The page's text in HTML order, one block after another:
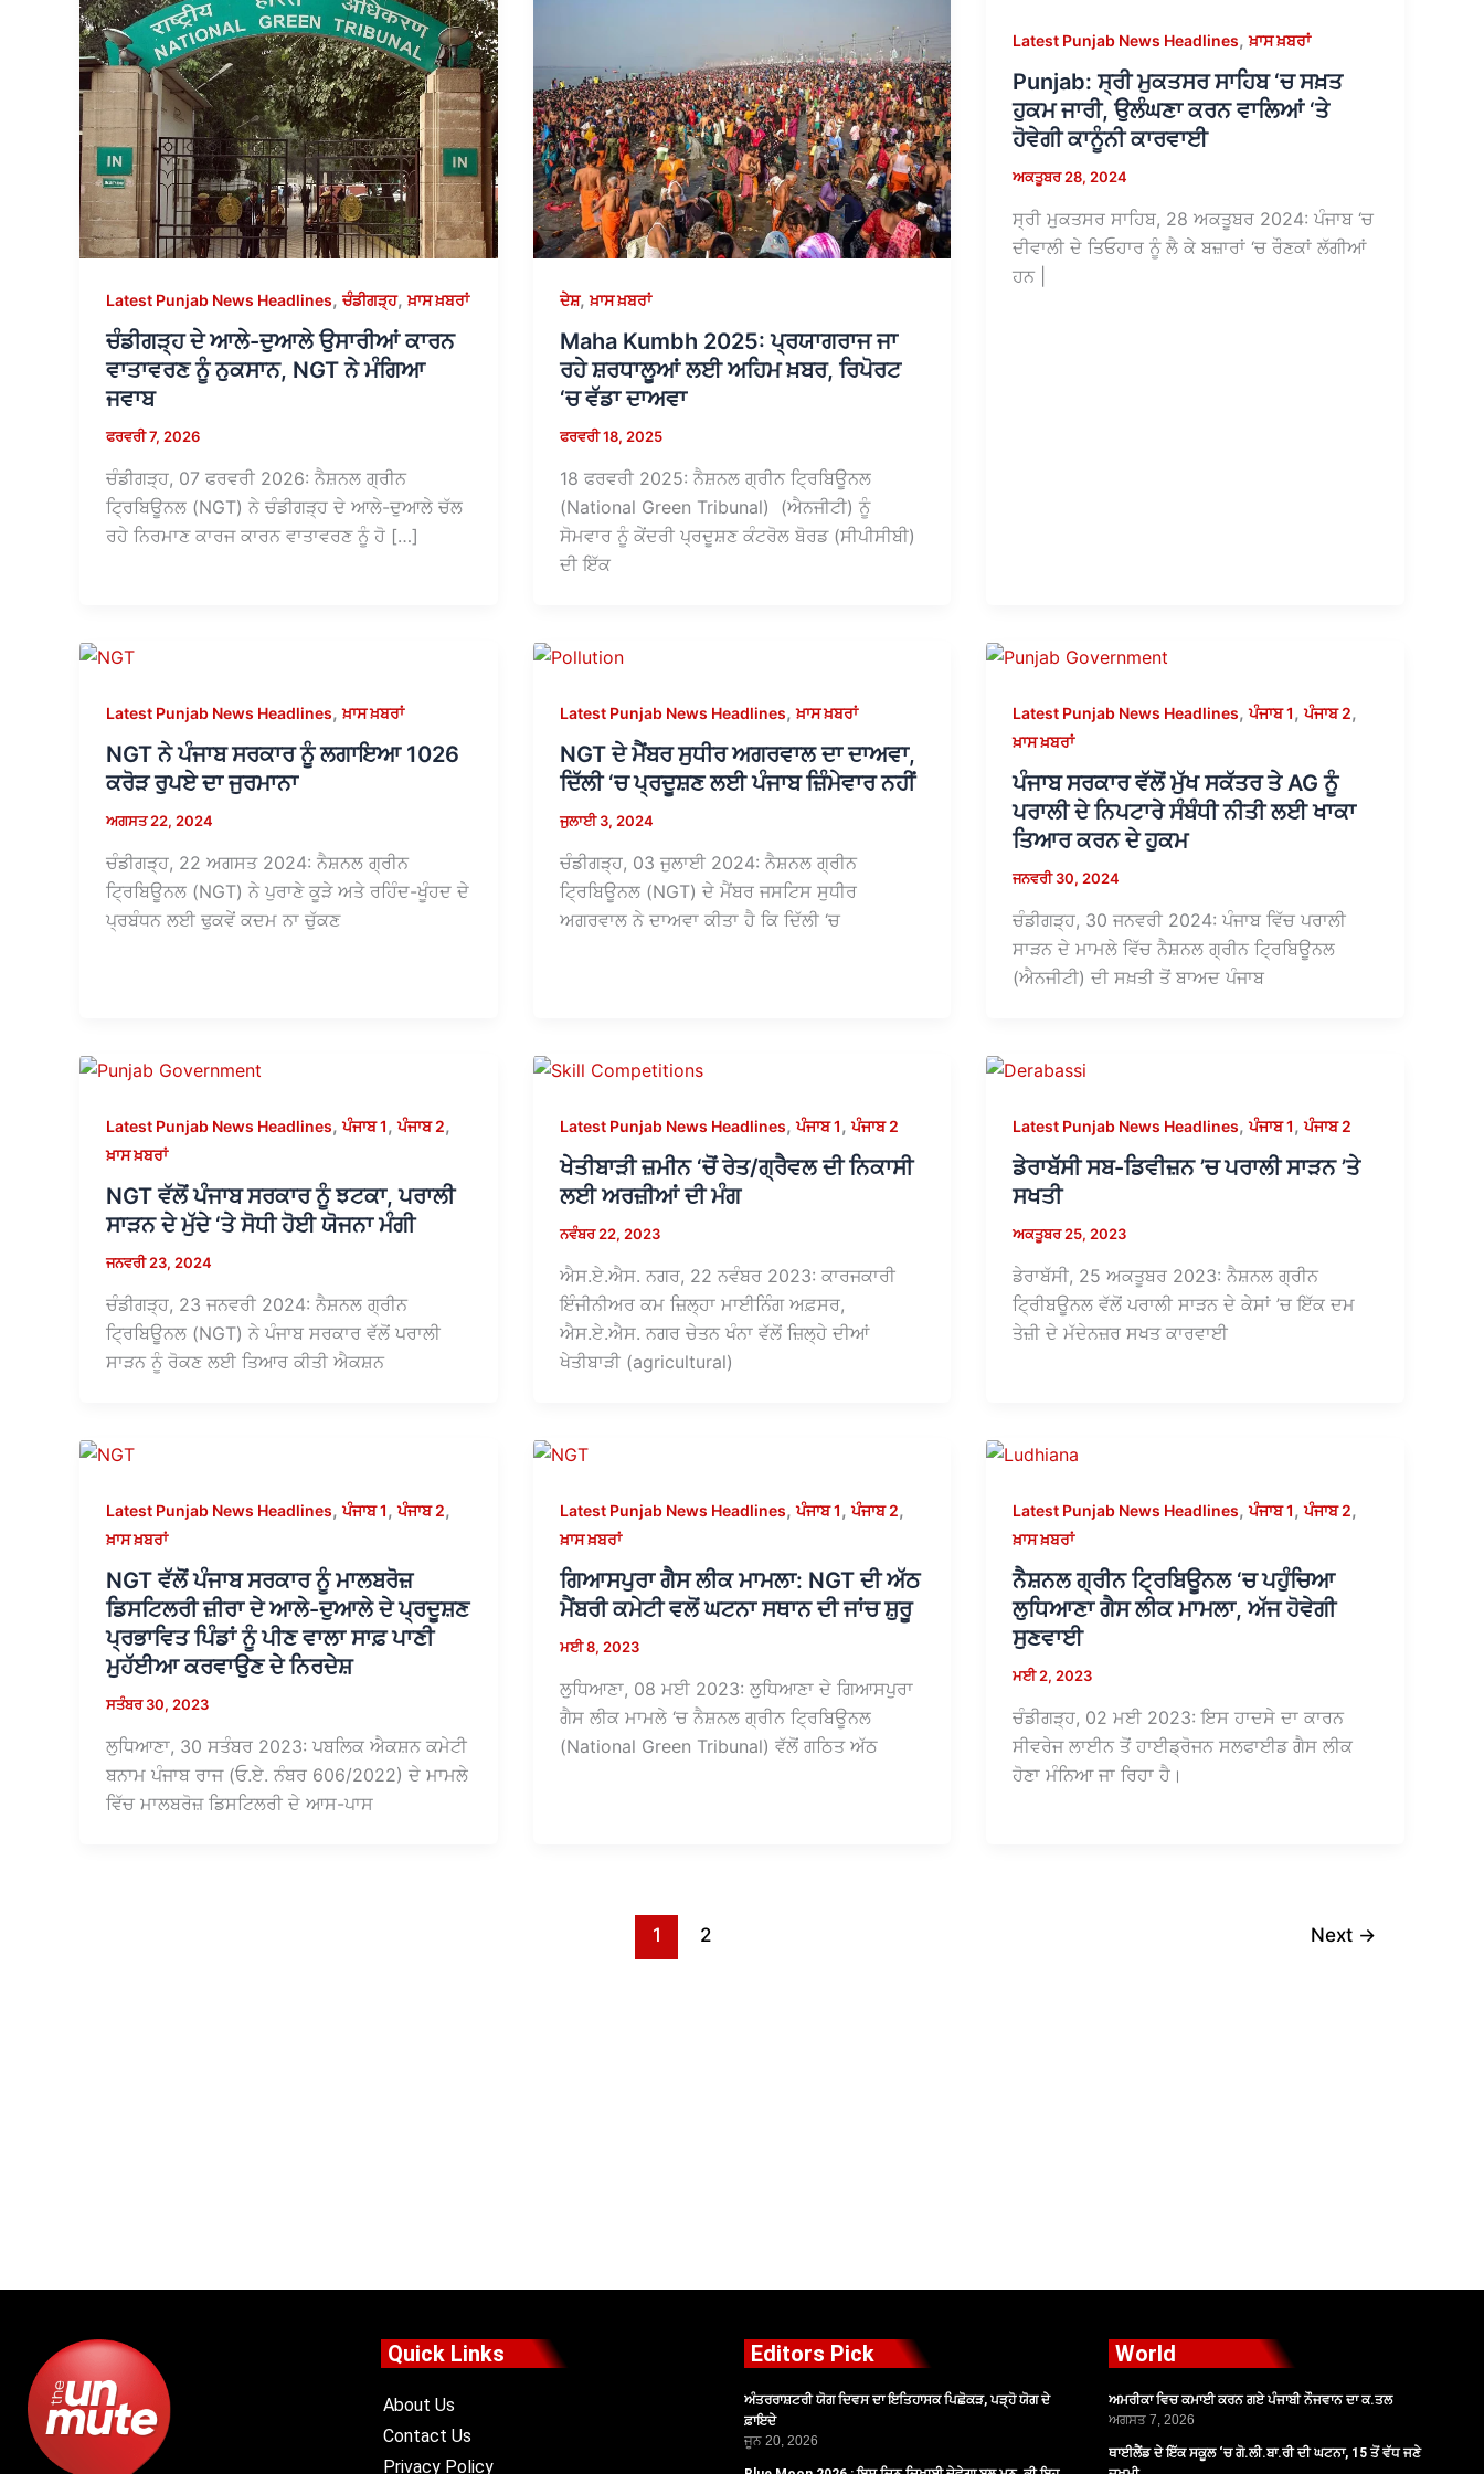
Latest Punjab News Headlines, ਚੰਡੀਗੜ੍ਹ,ਖ਼ਾਸ ਖ਼ਬਰਾਂ
ਚੰਡੀਗੜ੍ਹ ਦੇ ਆਲੇ-ਦੁਆਲੇ ਉਸਾਰੀਆਂ ਕਾਰਨ
ਵਾਤਾਵਰਣ ਨੂੰ ਨੁਕਸਾਨ, NGT ਨੇ ਮੰਗਿਆ
ਜਵਾਬ
ਫਰਵਰੀ 7, 2026
ਚੰਡੀਗੜ੍ਹ, 07 ਫਰਵਰੀ 2026: ਨੈਸ਼ਨਲ ਗ੍ਰੀਨ
ਟ੍ਰਿਬਿਊਨਲ (NGT) ਨੇ ਚੰਡੀਗੜ੍ਹ ਦੇ ਆਲੇ-ਦੁਆਲੇ ਚੱਲ
ਰਹੇ ਨਿਰਮਾਣ ਕਾਰਜ ਕਾਰਨ ਵਾਤਾਵਰਣ ਨੂੰ ਹੋ […]
ਦੇਸ਼,ਖ਼ਾਸ ਖ਼ਬਰਾਂ
Maha Kumbh 2025: ਪ੍ਰਯਾਗਰਾਜ ਜਾ
ਰਹੇ ਸ਼ਰਧਾਲੂਆਂ ਲਈ ਅਹਿਮ ਖ਼ਬਰ, ਰਿਪੋਰਟ
‘ਚ ਵੱਡਾ ਦਾਅਵਾ
ਫਰਵਰੀ 18, 2025
18 ਫਰਵਰੀ 2025: ਨੈਸ਼ਨਲ ਗ੍ਰੀਨ ਟ੍ਰਿਬਿਊਨਲ
(National Green Tribunal) (ਐਨਜੀਟੀ) ਨੂੰ
ਸੋਮਵਾਰ ਨੂੰ ਕੇਂਦਰੀ ਪ੍ਰਦੂਸ਼ਣ ਕੰਟਰੋਲ ਬੋਰਡ (ਸੀਪੀਸੀਬੀ)
ਦੀ ਇੱਕ
Latest Punjab News Headlines,ਖ਼ਾਸ ਖ਼ਬਰਾਂ
Punjab: ਸ੍ਰੀ ਮੁਕਤਸਰ ਸਾਹਿਬ ‘ਚ ਸਖ਼ਤ
ਹੁਕਮ ਜਾਰੀ, ਉਲੰਘਣਾ ਕਰਨ ਵਾਲਿਆਂ ‘ਤੇ
ਹੋਵੇਗੀ ਕਾਨੂੰਨੀ ਕਾਰਵਾਈ
ਅਕਤੂਬਰ 28, 2024
ਸ੍ਰੀ ਮੁਕਤਸਰ ਸਾਹਿਬ, 28 ਅਕਤੂਬਰ 2024: ਪੰਜਾਬ ‘ਚ
ਦੀਵਾਲੀ ਦੇ ਤਿਓਹਾਰ ਨੂੰ ਲੈ ਕੇ ਬਜ਼ਾਰਾਂ ‘ਚ ਰੌਣਕਾਂ ਲੱਗੀਆਂ
ਹਨ |
Latest Punjab News Headlines,ਖ਼ਾਸ ਖ਼ਬਰਾਂ
NGT ਨੇ ਪੰਜਾਬ ਸਰਕਾਰ ਨੂੰ ਲਗਾਇਆ 1026
ਕਰੋੜ ਰੁਪਏ ਦਾ ਜੁਰਮਾਨਾ
ਅਗਸਤ 22, 2024
ਚੰਡੀਗੜ੍ਹ, 22 ਅਗਸਤ 2024: ਨੈਸ਼ਨਲ ਗ੍ਰੀਨ
ਟ੍ਰਿਬਿਊਨਲ (NGT) ਨੇ ਪੁਰਾਣੇ ਕੂੜੇ ਅਤੇ ਰਹਿੰਦ-ਖੂੰਹਦ ਦੇ
ਪ੍ਰਬੰਧਨ ਲਈ ਢੁਕਵੇਂ ਕਦਮ ਨਾ ਚੁੱਕਣ
Latest Punjab News Headlines,ਖ਼ਾਸ ਖ਼ਬਰਾਂ
NGT ਦੇ ਮੈਂਬਰ ਸੁਧੀਰ ਅਗਰਵਾਲ ਦਾ ਦਾਅਵਾ,
ਦਿੱਲੀ ‘ਚ ਪ੍ਰਦੂਸ਼ਣ ਲਈ ਪੰਜਾਬ ਜ਼ਿੰਮੇਵਾਰ ਨਹੀਂ
ਜੁਲਾਈ 3, 2024
ਚੰਡੀਗੜ੍ਹ, 03 ਜੁਲਾਈ 2024: ਨੈਸ਼ਨਲ ਗ੍ਰੀਨ
ਟ੍ਰਿਬਿਊਨਲ (NGT) ਦੇ ਮੈਂਬਰ ਜਸਟਿਸ ਸੁਧੀਰ
ਅਗਰਵਾਲ ਨੇ ਦਾਅਵਾ ਕੀਤਾ ਹੈ ਕਿ ਦਿੱਲੀ ‘ਚ
Latest Punjab News Headlines,ਪੰਜਾਬ 1,ਪੰਜਾਬ 2,
ਖ਼ਾਸ ਖ਼ਬਰਾਂ
ਪੰਜਾਬ ਸਰਕਾਰ ਵੱਲੋਂ ਮੁੱਖ ਸਕੱਤਰ ਤੇ AG ਨੂੰ
ਪਰਾਲੀ ਦੇ ਨਿਪਟਾਰੇ ਸੰਬੰਧੀ ਨੀਤੀ ਲਈ ਖਾਕਾ
ਤਿਆਰ ਕਰਨ ਦੇ ਹੁਕਮ
ਜਨਵਰੀ 30, 2024
ਚੰਡੀਗੜ੍ਹ, 30 ਜਨਵਰੀ 2024: ਪੰਜਾਬ ਵਿੱਚ ਪਰਾਲੀ
ਸਾੜਨ ਦੇ ਮਾਮਲੇ ਵਿੱਚ ਨੈਸ਼ਨਲ ਗ੍ਰੀਨ ਟ੍ਰਿਬਿਊਨਲ
(ਐਨਜੀਟੀ) ਦੀ ਸਖ਼ਤੀ ਤੋਂ ਬਾਅਦ ਪੰਜਾਬ
Latest Punjab News Headlines,ਪੰਜਾਬ 1,ਪੰਜਾਬ 2,
ਖ਼ਾਸ ਖ਼ਬਰਾਂ
NGT ਵੱਲੋਂ ਪੰਜਾਬ ਸਰਕਾਰ ਨੂੰ ਝਟਕਾ, ਪਰਾਲੀ
ਸਾੜਨ ਦੇ ਮੁੱਦੇ ‘ਤੇ ਸੋਧੀ ਹੋਈ ਯੋਜਨਾ ਮੰਗੀ
ਜਨਵਰੀ 23, 2024
ਚੰਡੀਗੜ੍ਹ, 23 ਜਨਵਰੀ 2024: ਨੈਸ਼ਨਲ ਗ੍ਰੀਨ
ਟ੍ਰਿਬਿਊਨਲ (NGT) ਨੇ ਪੰਜਾਬ ਸਰਕਾਰ ਵੱਲੋਂ ਪਰਾਲੀ
ਸਾੜਨ ਨੂੰ ਰੋਕਣ ਲਈ ਤਿਆਰ ਕੀਤੀ ਐਕਸ਼ਨ
Latest Punjab News Headlines,ਪੰਜਾਬ 1,ਪੰਜਾਬ 2
ਖੇਤੀਬਾੜੀ ਜ਼ਮੀਨ ‘ਚੋਂ ਰੇਤ/ਗ੍ਰੈਵਲ ਦੀ ਨਿਕਾਸੀ
ਲਈ ਅਰਜ਼ੀਆਂ ਦੀ ਮੰਗ
ਨਵੰਬਰ 22, 2023
ਐਸ.ਏ.ਐਸ. ਨਗਰ, 22 ਨਵੰਬਰ 2023: ਕਾਰਜਕਾਰੀ
ਇੰਜੀਨੀਅਰ ਕਮ ਜ਼ਿਲ੍ਹਾ ਮਾਈਨਿੰਗ ਅਫ਼ਸਰ,
ਐਸ.ਏ.ਐਸ. ਨਗਰ ਚੇਤਨ ਖੰਨਾ ਵੱਲੋਂ ਜ਼ਿਲ੍ਹੇ ਦੀਆਂ
ਖੇਤੀਬਾੜੀ (agricultural)
Latest Punjab News Headlines,ਪੰਜਾਬ 1,ਪੰਜਾਬ 2
ਡੇਰਾਬੱਸੀ ਸਬ-ਡਿਵੀਜ਼ਨ ’ਚ ਪਰਾਲੀ ਸਾੜਨ ’ਤੇ
ਸਖਤੀ
ਅਕਤੂਬਰ 25, 2023
ਡੇਰਾਬੱਸੀ, 25 ਅਕਤੂਬਰ 2023: ਨੈਸ਼ਨਲ ਗ੍ਰੀਨ
ਟਿ੍ਰੀਬਊਨਲ ਵੱਲੋਂ ਪਰਾਲੀ ਸਾੜਨ ਦੇ ਕੇਸਾਂ ’ਚ ਇੱਕ ਦਮ
ਤੇਜ਼ੀ ਦੇ ਮੱਦੇਨਜ਼ਰ ਸਖਤ ਕਾਰਵਾਈ
Latest Punjab News Headlines,ਪੰਜਾਬ 1,ਪੰਜਾਬ 2,
ਖ਼ਾਸ ਖ਼ਬਰਾਂ
NGT ਵੱਲੋਂ ਪੰਜਾਬ ਸਰਕਾਰ ਨੂੰ ਮਾਲਬਰੋਜ਼
ਡਿਸਟਿਲਰੀ ਜ਼ੀਰਾ ਦੇ ਆਲੇ-ਦੁਆਲੇ ਦੇ ਪ੍ਰਦੂਸ਼ਣ
ਪ੍ਰਭਾਵਿਤ ਪਿੰਡਾਂ ਨੂੰ ਪੀਣ ਵਾਲਾ ਸਾਫ਼ ਪਾਣੀ
ਮੁਹੱਈਆ ਕਰਵਾਉਣ ਦੇ ਨਿਰਦੇਸ਼
ਸਤੰਬਰ 30, 2023
ਲੁਧਿਆਣਾ, 30 ਸਤੰਬਰ 2023: ਪਬਲਿਕ ਐਕਸ਼ਨ ਕਮੇਟੀ
ਬਨਾਮ ਪੰਜਾਬ ਰਾਜ (ਓ.ਏ. ਨੰਬਰ 606/2022) ਦੇ ਮਾਮਲੇ
ਵਿੱਚ ਮਾਲਬਰੋਜ਼ ਡਿਸਟਿਲਰੀ ਦੇ ਆਸ-ਪਾਸ
Latest Punjab News Headlines,ਪੰਜਾਬ 1,ਪੰਜਾਬ 2,
ਖ਼ਾਸ ਖ਼ਬਰਾਂ
ਗਿਆਸਪੁਰਾ ਗੈਸ ਲੀਕ ਮਾਮਲਾ: NGT ਦੀ ਅੱਠ
ਮੈਂਬਰੀ ਕਮੇਟੀ ਵਲੋਂ ਘਟਨਾ ਸਥਾਨ ਦੀ ਜਾਂਚ ਸ਼ੁਰੂ
ਮਈ 8, 2023
ਲੁਧਿਆਣਾ, 08 ਮਈ 2023: ਲੁਧਿਆਣਾ ਦੇ ਗਿਆਸਪੁਰਾ
ਗੈਸ ਲੀਕ ਮਾਮਲੇ ‘ਚ ਨੈਸ਼ਨਲ ਗ੍ਰੀਨ ਟ੍ਰਿਬਿਊਨਲ
(National Green Tribunal) ਵੱਲੋਂ ਗਠਿਤ ਅੱਠ
Latest Punjab News Headlines,ਪੰਜਾਬ 1,ਪੰਜਾਬ 2,
ਖ਼ਾਸ ਖ਼ਬਰਾਂ
ਨੈਸ਼ਨਲ ਗ੍ਰੀਨ ਟ੍ਰਿਬਿਊਨਲ ‘ਚ ਪਹੁੰਚਿਆ
ਲੁਧਿਆਣਾ ਗੈਸ ਲੀਕ ਮਾਮਲਾ, ਅੱਜ ਹੋਵੇਗੀ
ਸੁਣਵਾਈ
ਮਈ 2, 2023
ਚੰਡੀਗੜ੍ਹ, 02 ਮਈ 2023: ਇਸ ਹਾਦਸੇ ਦਾ ਕਾਰਨ
ਸੀਵਰੇਜ ਲਾਈਨ ਤੋਂ ਹਾਈਡ੍ਰੋਜਨ ਸਲਫਾਈਡ ਗੈਸ ਲੀਕ
ਹੋਣਾ ਮੰਨਿਆ ਜਾ ਰਿਹਾ ਹੈ।
1 2 Next →
Quick Links
About Us
Contact Us
Privacy Policy
Editors Pick
ਅੰਤਰਰਾਸ਼ਟਰੀ ਯੋਗ ਦਿਵਸ ਦਾ ਇਤਿਹਾਸਕ ਪਿਛੋਕੜ, ਪੜ੍ਹੋ ਯੋਗ ਦੇ
ਫ਼ਾਇਦੇ
ਜੂਨ 20, 2026
World
ਅਮਰੀਕਾ ਵਿਚ ਕਮਾਈ ਕਰਨ ਗਏ ਪੰਜਾਬੀ ਨੌਜਵਾਨ ਦਾ ਕ.ਤਲ
ਅਗਸਤ 7, 2026
ਥਾਈਲੈਂਡ ਦੇ ਇੱਕ ਸਕੂਲ ‘ਚ ਗੋ.ਲੀ.ਬਾ.ਰੀ ਦੀ ਘਟਨਾ, 15 ਤੋਂ ਵੱਧ ਜਣੇ